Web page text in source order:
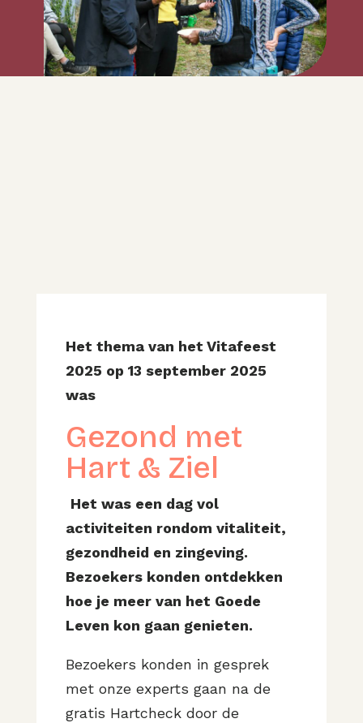
Het thema van het Vitafeest
2025 op 13 september 2025
was
Gezond met
Hart & Ziel
Het was een dag vol
activiteiten rondom vitaliteit,
gezondheid en zingeving.
Bezoekers konden ontdekken
hoe je meer van het Goede
Leven kon gaan genieten.
Bezoekers konden in gesprek
met onze experts gaan na de
gratis Hartcheck door de